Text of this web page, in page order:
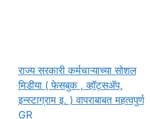
राज्य सरकारी कर्मचाऱ्याच्या सोशल
मिडीया ( फेसबुक , व्हॉट्सॲप,
इन्स्टाग्राम इ. ) वापराबाबत महत्वपुर्ण
GR